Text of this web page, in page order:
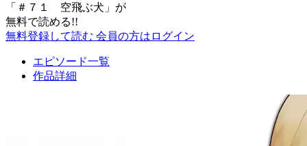
「 ＃７１ 空飛ぶ犬 」が
無料で読める!!
無料登録して読む 会員の方はログイン
エピソード一覧
作品詳細